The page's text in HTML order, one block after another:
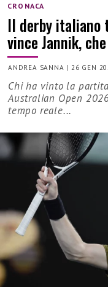
CRONACA
Il derby italiano
vince Jannik,
ANDREA SANNA |26 GEN
Chi ha vinto la
Australian Open
tempo reale...